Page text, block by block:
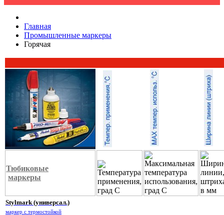
Главная
Промышленные маркеры
Горячая
Тюбиковые
маркеры
Stylmark (универсал.)
маркер с термостойкой